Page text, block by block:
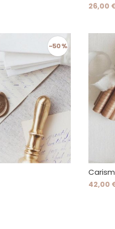
26,00
-50 %
42,00